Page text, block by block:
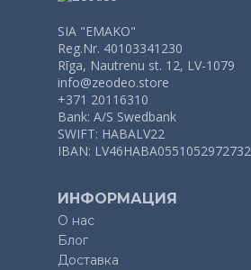
SIA "EMAKO"
Reg.Nr. 40103341230
Rīga, Nautrenu st. 12, LV-1079
info@zeodeo.store
+371 20116310
Bank: A/S Swedbank
SWIFT: HABALV22
IBAN: LV46HABA0551052972732
ИНФОРМАЦИЯ
О нас
Блог
Доcтавка